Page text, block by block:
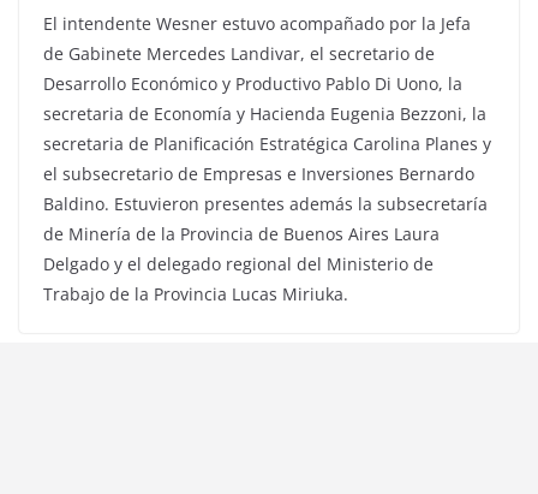
El intendente Wesner estuvo acompañado por la Jefa
de Gabinete Mercedes Landivar, el secretario de
Desarrollo Económico y Productivo Pablo Di Uono, la
secretaria de Economía y Hacienda Eugenia Bezzoni, la
secretaria de Planificación Estratégica Carolina Planes y
el subsecretario de Empresas e Inversiones Bernardo
Baldino. Estuvieron presentes además la subsecretaría
de Minería de la Provincia de Buenos Aires Laura
Delgado y el delegado regional del Ministerio de
Trabajo de la Provincia Lucas Miriuka.